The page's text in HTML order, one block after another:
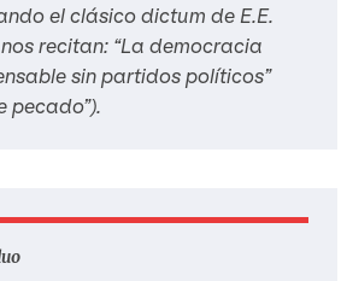
el clásico dictum de E.E.
recitan: “La democracia
sin partidos políticos”
pecado”).